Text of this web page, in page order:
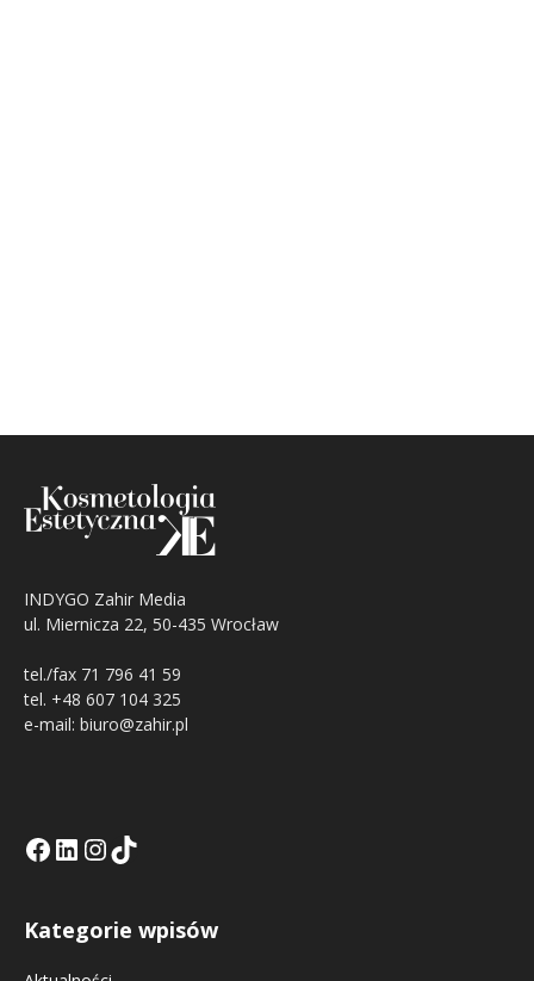
INDYGO Zahir Media
ul. Miernicza 22, 50-435 Wrocław
tel./fax 71 796 41 59
tel. +48 607 104 325
e-mail: biuro@zahir.pl
Facebook
LinkedIn
Tik Tok KEInstagramm KE
Kategorie wpisów